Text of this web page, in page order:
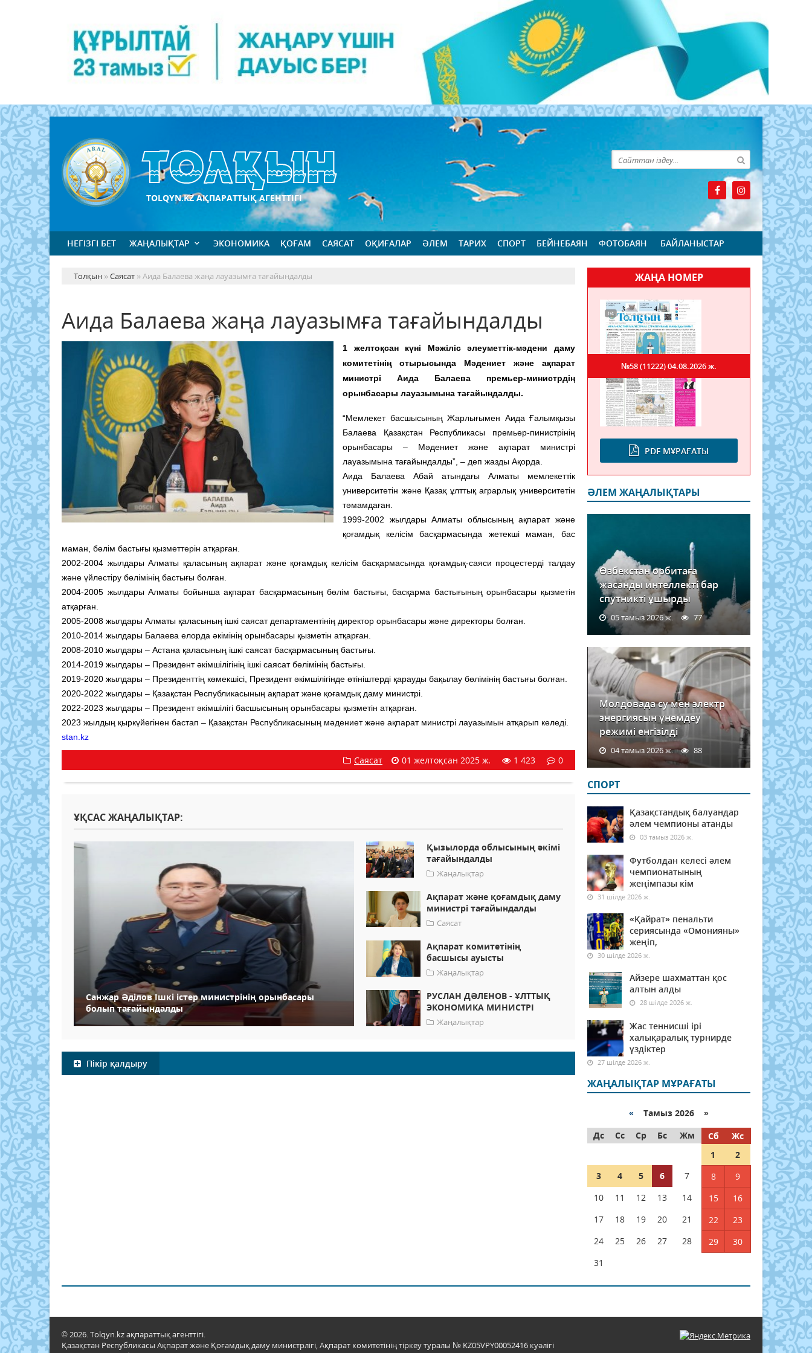
TOLQYN.KZ АҚПАРАТТЫҚ АГЕНТТІГІ
НЕГІЗГІ БЕТ ЖАҢАЛЫҚТАР ЭКОНОМИКА ҚОҒАМ САЯСАТ ОҚИҒАЛАР ӘЛЕМ ТАРИХ СПОРТ БЕЙНЕБАЯН ФОТОБАЯН БАЙЛАНЫСТАР
Толқын »Саясат » Аида Балаева жаңа лауазымға тағайындалды
Аида Балаева жаңа лауазымға тағайындалды
1 желтоқсан күні Мәжіліс әлеуметтік-мәдени даму
комитетінің отырысында Мәдениет және ақпарат
министрі Аида Балаева премьер-министрдің
орынбасары лауазымына тағайындалды.
“Мемлекет басшысының Жарлығымен Аида Ғалымқызы
Балаева Қазақстан Республикасы премьер-пинистрінің
орынбасары – Мәдениет және ақпарат министрі
лауазымына тағайындалды”, – деп жазды Ақорда.
Аида Балаева Абай атындағы Алматы мемлекеттік
университетін және Қазақ ұлттық аграрлық университетін
тәмамдаған.
1999-2002 жылдары Алматы облысының ақпарат және
қоғамдық келісім басқармасында жетекші маман, бас
маман, бөлім бастығы қызметтерін атқарған.
2002-2004 жылдары Алматы қаласының ақпарат және қоғамдық келісім басқармасында қоғамдық-саяси процестерді талдау
және үйлестіру бөлімінің бастығы болған.
2004-2005 жылдары Алматы бойынша ақпарат басқармасының бөлім бастығы, басқарма бастығының орынбасары қызметін
атқарған.
2005-2008 жылдары Алматы қаласының ішкі саясат департаментінің директор орынбасары және директоры болған.
2010-2014 жылдары Балаева елорда әкімінің орынбасары қызметін атқарған.
2008-2010 жылдары – Астана қаласының ішкі саясат басқармасының бастығы.
2014-2019 жылдары – Президент әкімшілігінің ішкі саясат бөлімінің бастығы.
2019-2020 жылдары – Президенттің көмекшісі, Президент әкімшілігінде өтініштерді қарауды бақылау бөлімінің бастығы болған.
2020-2022 жылдары – Қазақстан Республикасының ақпарат және қоғамдық даму министрі.
2022-2023 жылдары – Президент әкімшілігі басшысының орынбасары қызметін атқарған.
2023 жылдың қыркүйегінен бастап – Қазақстан Республикасының мәдениет және ақпарат министрі лауазымын атқарып келеді.
stan.kz
Саясат 01 желтоқсан 2025 ж. 1 423 0
ҰҚСАС ЖАҢАЛЫҚТАР:
Санжар Әділов Ішкі істер министрінің орынбасары
болып тағайындалды
Қызылорда облысының әкімі
тағайындалды
Жаңалықтар
Ақпарат және қоғамдық даму
министрі тағайындалды
Саясат
Ақпарат комитетінің
басшысы ауысты
Жаңалықтар
РУСЛАН ДӘЛЕНОВ - ҰЛТТЫҚ
ЭКОНОМИКА МИНИСТРІ
Жаңалықтар
Пікір қалдыру
ЖАҢА НОМЕР
PDF МҰРАҒАТЫ
№58 (11222)04.08.2026 ж.
ӘЛЕМ ЖАҢАЛЫҚТАРЫ
Өзбекстан орбитаға
жасанды интеллекті бар
спутникті ұшырды
05 тамыз 2026 ж. 77
Молдовада су мен электр
энергиясын үнемдеу
режимі енгізілді
04 тамыз 2026 ж. 88
СПОРТ
Қазақстандық балуандар
әлем чемпионы атанды
03 тамыз 2026 ж.
Футболдан келесі әлем
чемпионатының
жеңімпазы кім
31 шілде 2026 ж.
«Қайрат» пенальти
сериясында «Омонияны»
жеңіп,
30 шілде 2026 ж.
Айзере шахматтан қос
алтын алды
28 шілде 2026 ж.
Жас теннисші ірі
халықаралық турнирде
үздіктер
27 шілде 2026 ж.
ЖАҢАЛЫҚТАР МҰРАҒАТЫ
« Тамыз 2026 »
Дс
Сс Ср Бс Жм Сб
Жс
1
2
3
4 5 6 7 8
9
10
11 12 13 14 15
16
17
18 19 20 21 22
23
24
25 26 27 28 29
30
31
© 2026. Tolqyn.kz ақпараттық агенттігі.
Қазақстан Республикасы Ақпарат және Қоғамдық даму министрлігі, Ақпарат комитетінің тіркеу туралы № KZ05VPY00052416 куәлігі